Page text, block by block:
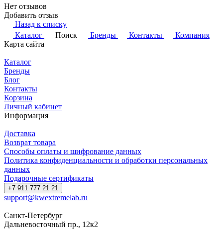
Нет отзывов
Добавить отзыв
Назад к списку
Каталог
Поиск Бренды Контакты
Компания
Карта сайта
Каталог
Бренды
Блог
Контакты
Корзина
Личный кабинет
Информация
Доставка
Возврат товара
Способы оплаты и шифрование данных
Политика конфиденциальности и обработки персональных
данных
Подарочные сертификаты
+7 911 777 21 21
support@kwextremelab.ru
Санкт-Петербург
Дальневосточный пр., 12к2